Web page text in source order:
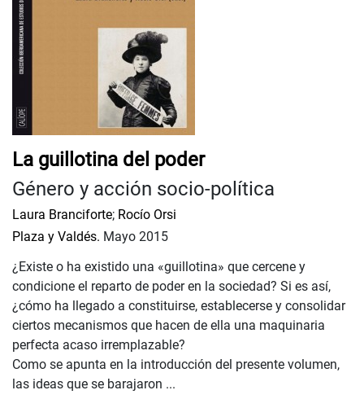
La guillotina del poder
Género y acción socio-política
Laura Branciforte; Rocío Orsi
Plaza y Valdés. Mayo 2015
¿Existe o ha existido una «guillotina» que cercene y
condicione el reparto de poder en la sociedad? Si es así,
¿cómo ha llegado a constituirse, establecerse y consolidar
ciertos mecanismos que hacen de ella una maquinaria
perfecta acaso irremplazable?
Como se apunta en la introducción del presente volumen,
las ideas que se barajaron ...